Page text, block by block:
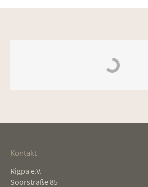
Kontakt
Rigpa e.V.
Soorstraße 85